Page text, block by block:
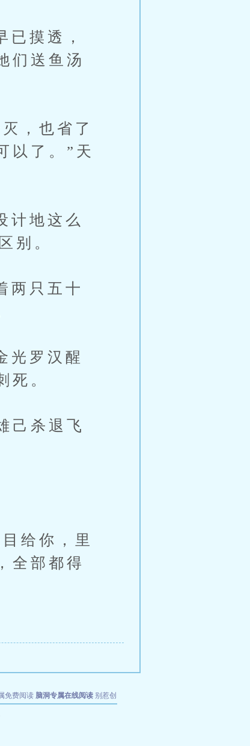
摸透，
们送鱼汤
，也省了
以了。”天
地这么
别。
只五十
罗汉醒
死。
杀退飞
给你，里
全部都得
免费阅读 脑洞专属在线阅读 别惹创